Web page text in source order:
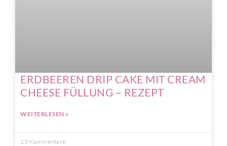
ERDBEEREN DRIP CAKE MIT CREAM
CHEESE FÜLLUNG – REZEPT
WEITERLESEN »
13 Kommentare